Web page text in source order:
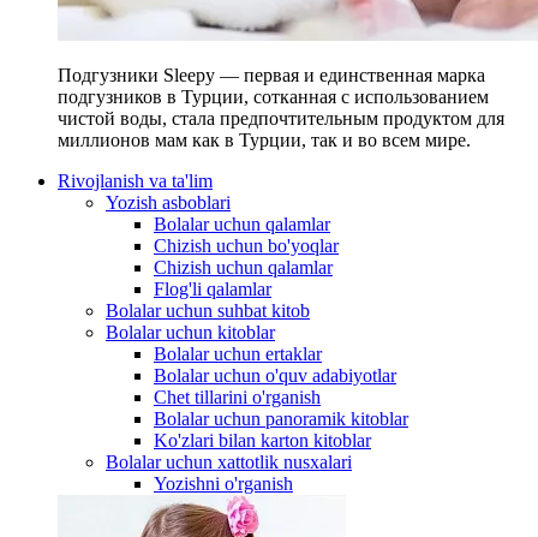
Подгузники Sleepy — первая и единственная марка
подгузников в Турции, сотканная с использованием
чистой воды, стала предпочтительным продуктом для
миллионов мам как в Турции, так и во всем мире.
Rivojlanish va ta'lim
Yozish asboblari
Bolalar uchun qalamlar
Chizish uchun bo'yoqlar
Chizish uchun qalamlar
Flog'li qalamlar
Bolalar uchun suhbat kitob
Bolalar uchun kitoblar
Bolalar uchun ertaklar
Bolalar uchun o'quv adabiyotlar
Chet tillarini o'rganish
Bolalar uchun panoramik kitoblar
Ko'zlari bilan karton kitoblar
Bolalar uchun xattotlik nusxalari
Yozishni o'rganish